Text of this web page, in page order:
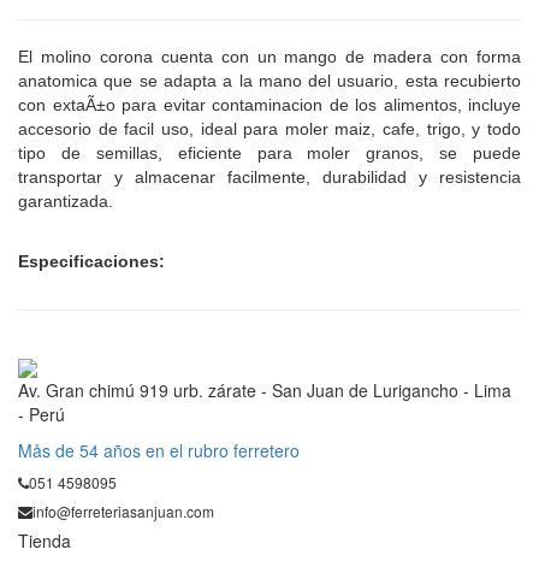
El molino corona cuenta con un mango de madera con forma
anatomica que se adapta a la mano del usuario, esta recubierto
con extaÃ±o para evitar contaminacion de los alimentos, incluye
accesorio de facil uso, ideal para moler maiz, cafe, trigo, y todo
tipo de semillas, eficiente para moler granos, se puede
transportar y almacenar facilmente, durabilidad y resistencia
garantizada.
Especificaciones:
Av. Gran chimú 919 urb. zárate - San Juan de Lurigancho - Lima
- Perú
Mås de 54 años en el rubro ferretero
051 4598095
info@ferreteriasanjuan.com
Tienda